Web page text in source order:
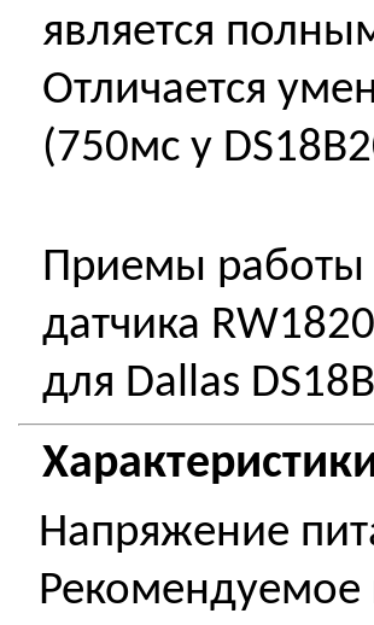
является
Отличается
(750мс у
Приемы работы
датчика
для Dallas
Напряжение
Рекомендуемое